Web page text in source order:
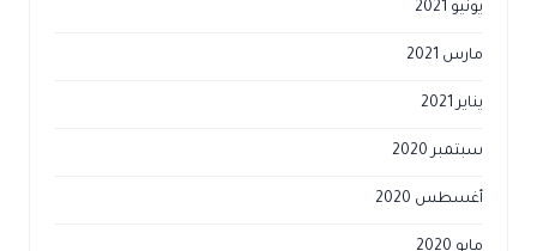
يونيو 2021
مارس 2021
يناير 2021
سبتمبر 2020
أغسطس 2020
مايو 2020